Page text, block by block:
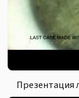
Презентация